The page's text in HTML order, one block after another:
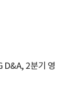
2분기 영